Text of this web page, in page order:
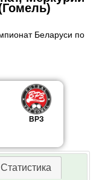
Беларуси по
ВРЗ
Статистика